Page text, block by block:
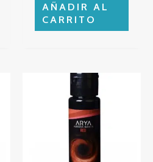
AÑADIR AL
CARRITO